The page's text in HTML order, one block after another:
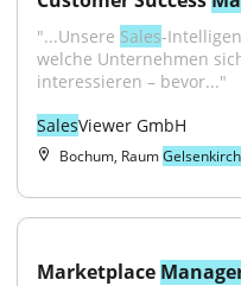
"...Unsere Sales-
welche Unternehmen
interessieren – bevor..."
SalesViewer GmbH
Bochum, Raum
Marketplace